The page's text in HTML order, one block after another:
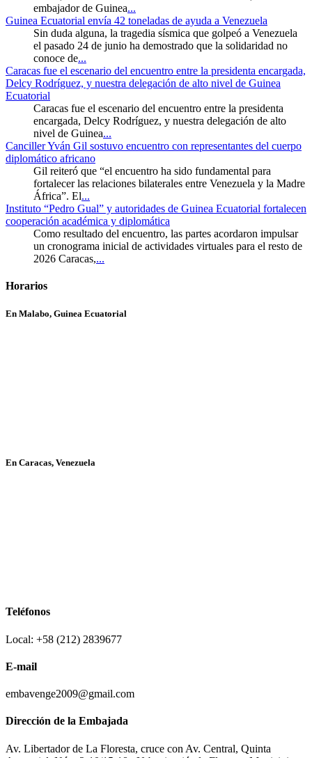
embajador de Guinea...
Guinea Ecuatorial envía 42 toneladas de ayuda a Venezuela
Sin duda alguna, la tragedia sísmica que golpeó a Venezuela
el pasado 24 de junio ha demostrado que la solidaridad no
conoce de...
Caracas fue el escenario del encuentro entre la presidenta encargada,
Delcy Rodríguez, y nuestra delegación de alto nivel de Guinea
Ecuatorial
Caracas fue el escenario del encuentro entre la presidenta
encargada, Delcy Rodríguez, y nuestra delegación de alto
nivel de Guinea...
Canciller Yván Gil sostuvo encuentro con representantes del cuerpo
diplomático africano
Gil reiteró que “el encuentro ha sido fundamental para
fortalecer las relaciones bilaterales entre Venezuela y la Madre
África”. El...
Instituto “Pedro Gual” y autoridades de Guinea Ecuatorial fortalecen
cooperación académica y diplomática
Como resultado del encuentro, las partes acordaron impulsar
un cronograma inicial de actividades virtuales para el resto de
2026 Caracas,...
Horarios
En Malabo, Guinea Ecuatorial
En Caracas, Venezuela
Teléfonos
Local: +58 (212) 2839677
E-mail
embavenge2009@gmail.com
Dirección de la Embajada
Av. Libertador de La Floresta, cruce con Av. Central, Quinta